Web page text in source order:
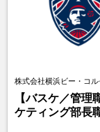
株式会社横浜ビー・コ
【バスケ／管
ケティング部長